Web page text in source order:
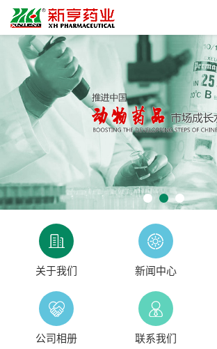
关于我们 新闻中心
公司相册 联系我们